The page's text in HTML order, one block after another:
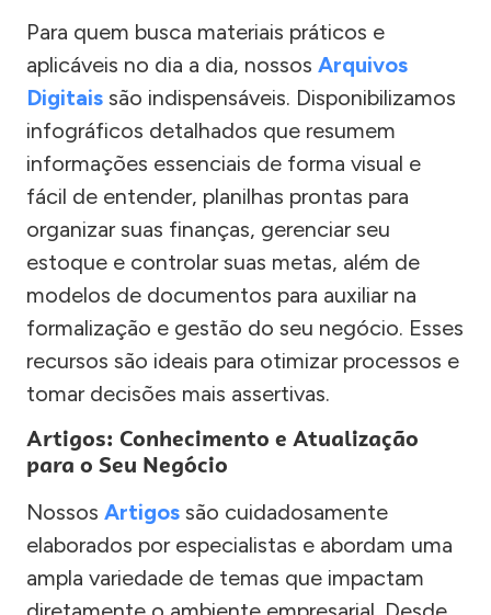
Para quem busca materiais práticos e
aplicáveis no dia a dia, nossos Arquivos
Digitais são indispensáveis. Disponibilizamos
infográficos detalhados que resumem
informações essenciais de forma visual e
fácil de entender, planilhas prontas para
organizar suas finanças, gerenciar seu
estoque e controlar suas metas, além de
modelos de documentos para auxiliar na
formalização e gestão do seu negócio. Esses
recursos são ideais para otimizar processos e
tomar decisões mais assertivas.
Artigos: Conhecimento e Atualização
para o Seu Negócio
Nossos Artigos são cuidadosamente
elaborados por especialistas e abordam uma
ampla variedade de temas que impactam